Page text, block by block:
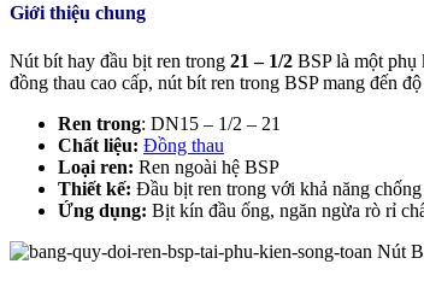
Giới thiệu chung
Nút bít hay đầu bịt ren trong 21 – 1/2 BSP là một phụ
đồng thau cao cấp, nút bít ren trong BSP mang đến
Ren trong: DN15 – 1/2 – 21
Chất liệu: Đồng thau
Loại ren: Ren ngoài hệ BSP
Thiết kế: Đầu bịt ren trong với khả năng
Ứng dụng: Bịt kín đầu ống, ngăn ngừa rò rỉ